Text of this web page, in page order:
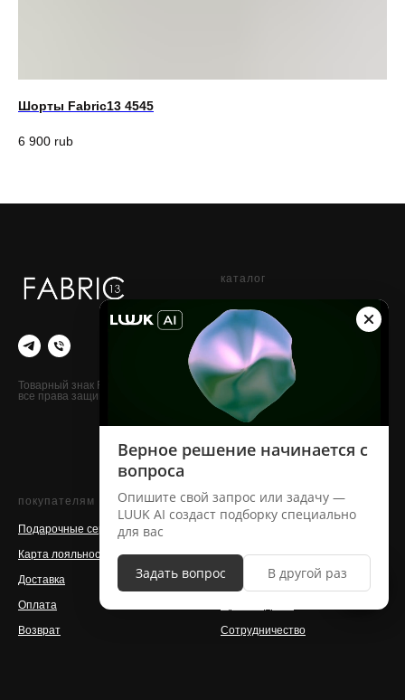
Шорты Fabric13 4545
6 900 rub
Товарный знак FABRIC13
все права защищены
каталог
Новинки
Sale
Летняя коллекция
Футболки, майки
Худи, лонгсливы, свитшоты
Аксессуары
покупателям
Подарочные сертификаты
Карта лояльности
Доставка
Оплата
Возврат
о бренде
Команда
Магазины
Сотрудничество